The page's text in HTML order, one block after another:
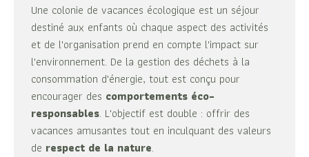
Une colonie de vacances écologique est un séjour
destiné aux enfants où chaque aspect des activités
et de l'organisation prend en compte l'impact sur
l'environnement. De la gestion des déchets à la
consommation d'énergie, tout est conçu pour
encourager des comportements éco-
responsables. L'objectif est double : offrir des
vacances amusantes tout en inculquant des valeurs
de respect de la nature.